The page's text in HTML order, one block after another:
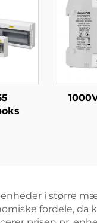
enheder i større
fordele, da